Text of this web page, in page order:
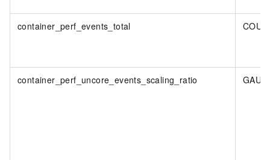
container_perf_events_total
container_perf_uncore_events_scaling_ratio